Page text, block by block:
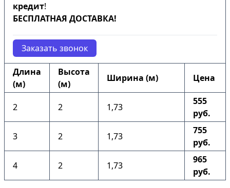
кредит!
БЕСПЛАТНАЯ ДОСТАВКА!
Заказать звонок
Длина
(м)
Высота
(м)
Ширина (м) Цена
2 2 1,73
555
руб.
3 2 1,73
755
руб.
4 2 1,73
965
руб.